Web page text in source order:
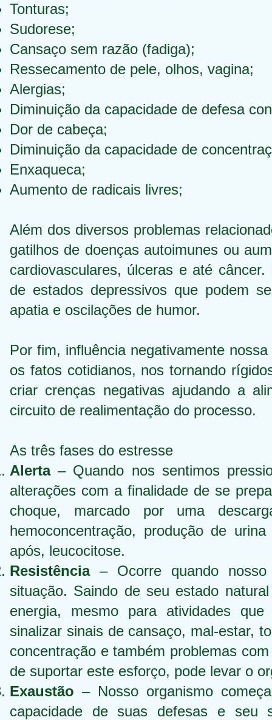
Tonturas;
Sudorese;
Cansaço sem razão (fadiga);
Ressecamento de pele, olhos, vagina;
Alergias;
Diminuição da capacidade de defesa
Dor de cabeça;
Diminuição da capacidade de
Enxaqueca;
Aumento de radicais livres;
Além dos diversos problemas
gatilhos de doenças autoimunes ou
cardiovasculares, úlceras e até
de estados depressivos que podem
apatia e oscilações de humor.
Por fim, influência negativamente
os fatos cotidianos, nos tornando
criar crenças negativas ajudando a
circuito de realimentação do processo.
As três fases do estresse
Alerta– Quando nos sentimos
alterações com a finalidade de se
choque, marcado por uma
hemoconcentração, produção de
após, leucocitose.
Resistência – Ocorre quando
situação. Saindo de seu estado
energia, mesmo para atividades
sinalizar sinais de cansaço, mal-estar,
concentração e também problemas
de suportar este esforço, pode levar o
Exaustão – Nosso organismo
capacidade de suas defesas e seu